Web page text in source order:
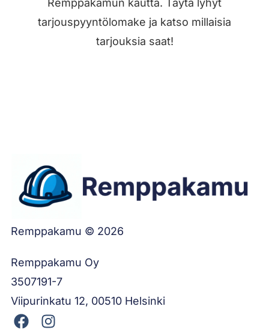
Remppakamun kautta. Täytä lyhyt
tarjouspyyntölomake ja katso millaisia
tarjouksia saat!
Remppakamu © 2026
Remppakamu Oy
3507191-7
Viipurinkatu 12, 00510 Helsinki